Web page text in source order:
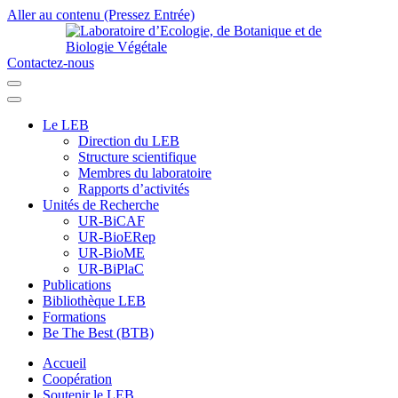
Aller au contenu (Pressez Entrée)
Contactez-nous
Le LEB
Direction du LEB
Structure scientifique
Membres du laboratoire
Rapports d’activités
Unités de Recherche
UR-BiCAF
UR-BioERep
UR-BioME
UR-BiPlaC
Publications
Bibliothèque LEB
Formations
Be The Best (BTB)
Accueil
Coopération
Soutenir le LEB